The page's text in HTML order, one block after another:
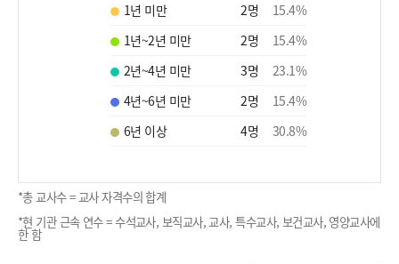
1년 미만 2명 15.4%
1년~2년 미만
2명 15.4%
2년~4년 미만
3명 23.1%
4년~6년 미만
2명 15.4%
6년 이상
4명 30.8%
*총 교사수 = 교사 자격수의 합계
*현 기관 근속 연수 = 수석교사, 보직교사, 교사, 특수교사, 보건교사, 영양교사에
한 함